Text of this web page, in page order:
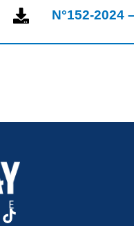
N°152-2024